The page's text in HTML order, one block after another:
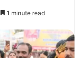
1 minute read